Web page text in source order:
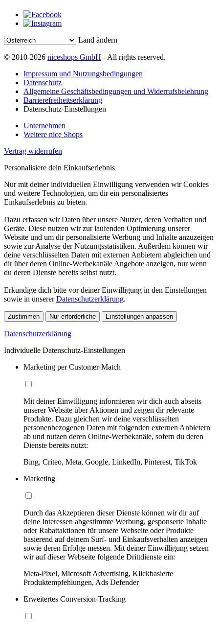
Land ändern
© 2010-2026 niceshops GmbH - All rights reserved.
Impressum und Nutzungsbedingungen
Datenschutz
Allgemeine Geschäftsbedingungen und Widerrufsbelehrung
Barrierefreiheitserklärung
Datenschutz-Einstellungen
Unternehmen
Weitere nice Shops
Vertrag widerrufen
Personalisiere dein Einkaufserlebnis
Nur mit deiner individuellen Einwilligung verwenden wir Cookies
und weitere Technologien, um dir ein personalisiertes
Einkaufserlebnis zu bieten.
Dazu erfassen wir Daten über unsere Nutzer, deren Verhalten und
Geräte. Diese nutzen wir zur laufenden Optimierung unserer
Website und um dir personalisierte Werbung und Inhalte anzuzeigen
sowie zur Analyse der Nutzungsstatistiken. Außerdem können wir
deine verschlüsselten Daten mit externen Anbietern abgleichen und
dir über deren Online-Werbekanäle Angebote anzeigen, nur wenn
du deren Dienste bereits selbst nutzt.
Erkundige dich bitte vor deiner Einwilligung in den Einstellungen
sowie in unsererDatenschutzerklärung.
Zustimmen Nur erforderliche Einstellungen anpassen
Datenschutzerklärung
Individuelle Datenschutz-Einstellungen
Marketing per Customer-Match
Mit deiner Einwilligung informieren wir dich auch abseits
unserer Website über Aktionen und zeigen dir relevante
Produkte. Dazu gleichen wir deine verschlüsselten
personenbezogenen Daten mit folgenden externen Anbietern
ab und nutzen deren Online-Werbekanäle, sofern du deren
Dienste bereits nutzt:
Bing, Criteo, Meta, Google, LinkedIn, Pinterest, TikTok
Marketing
Durch das Akzeptieren dieser Dienste können wir dir auf
deine Interessen abgestimmte Werbung, gesponserte Inhalte
oder Rabattaktionen für unsere Webseite oder Produkte
basierend auf deinem Surf- und Einkaufsverhalten anzeigen
sowie deren Erfolge messen. Mit deiner Einwilligung setzen
wir auf dieser Webseite folgende Drittdienste ein:
Meta-Pixel, Microsoft Advertising, Klickbasierte
Produktempfehlungen, Ads Defender
Erweitertes Conversion-Tracking